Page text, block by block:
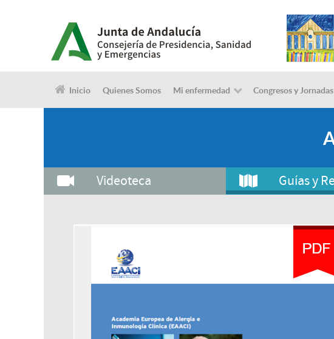
Inicio Quienes Somos Mi enfermedad Congresos y Jornadas
Videoteca Guías y